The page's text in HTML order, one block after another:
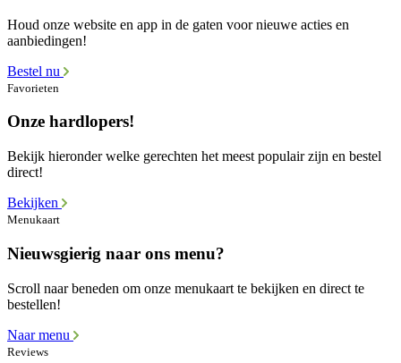
Houd onze website en app in de gaten voor nieuwe acties en
aanbiedingen!
Bestel nu
Favorieten
Onze hardlopers!
Bekijk hieronder welke gerechten het meest populair zijn en bestel
direct!
Bekijken
Menukaart
Nieuwsgierig naar ons menu?
Scroll naar beneden om onze menukaart te bekijken en direct te
bestellen!
Naar menu
Reviews